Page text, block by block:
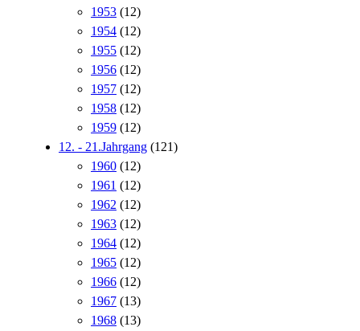
1953 (12)
1954 (12)
1955 (12)
1956 (12)
1957 (12)
1958 (12)
1959 (12)
12. - 21.Jahrgang (121)
1960 (12)
1961 (12)
1962 (12)
1963 (12)
1964 (12)
1965 (12)
1966 (12)
1967 (13)
1968 (13)